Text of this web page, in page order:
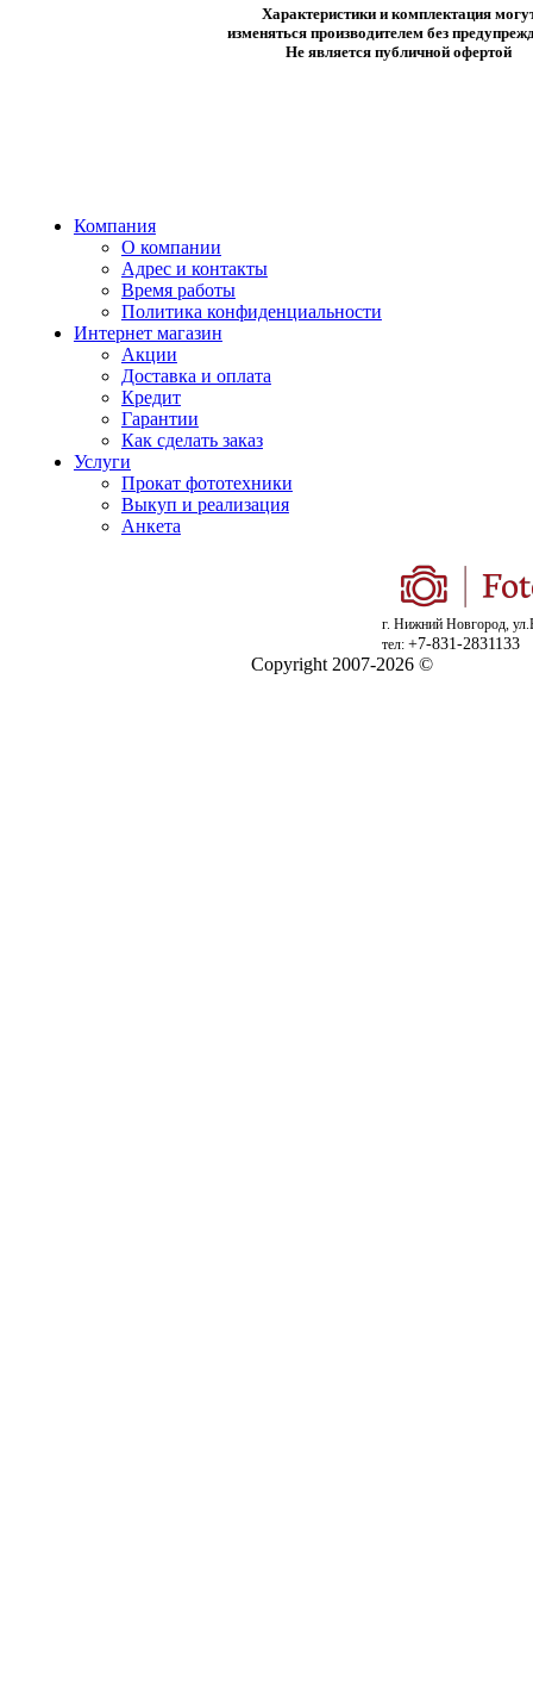
Характеристики и комплектация
изменяться производителем без
Не является публичной офертой
Компания
О компании
Адрес и контакты
Время работы
Политика конфиденциальности
Интернет магазин
Акции
Доставка и оплата
Кредит
Гарантии
Как сделать заказ
Услуги
Прокат фототехники
Выкуп и реализация
Анкета
г. Нижний Новгород,
тел: +7-831-2831133
Copyright 2007-2026 ©